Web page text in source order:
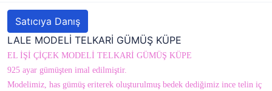
Satıcıya Danış
LALE MODELİ TELKARİ GÜMÜŞ KÜPE
EL İŞİ ÇİÇEK MODELİ TELKARİ GÜMÜŞ KÜPE
925 ayar gümüşten imal edilmiştir.
Modelimiz, has gümüş eriterek oluşturulmuş bedek dediğimiz ince telin iç